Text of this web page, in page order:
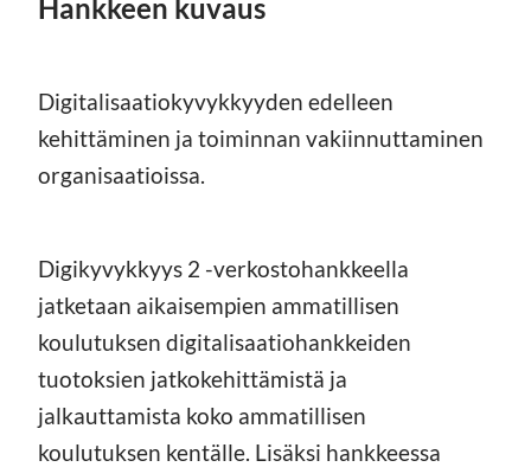
Hankkeen kuvaus
Digitalisaatiokyvykkyyden edelleen
kehittäminen ja toiminnan vakiinnuttaminen
organisaatioissa.
Digikyvykkyys 2 -verkostohankkeella
jatketaan aikaisempien ammatillisen
koulutuksen digitalisaatiohankkeiden
tuotoksien jatkokehittämistä ja
jalkauttamista koko ammatillisen
koulutuksen kentälle. Lisäksi hankkeessa